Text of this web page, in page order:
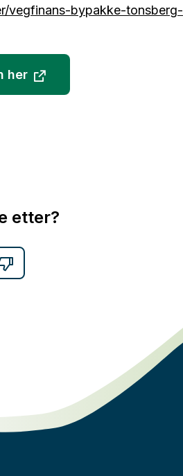
vegfinans-bypakke-tonsberg-
her
etter?